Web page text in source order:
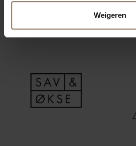
Weigeren